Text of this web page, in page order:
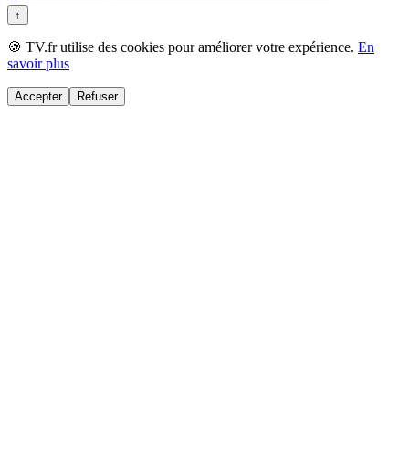
↑
🍪 TV.fr utilise des cookies pour améliorer votre expérience. En
savoir plus
Accepter Refuser